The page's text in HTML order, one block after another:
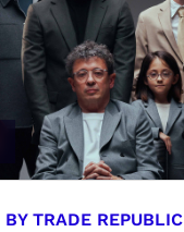
TRADE REPUBLIC